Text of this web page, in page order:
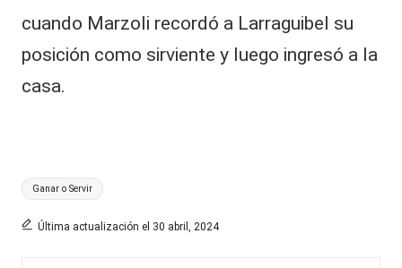
cuando Marzoli recordó a Larraguibel su
posición como sirviente y luego ingresó a la
casa.
Etiquetas:
Ganar o Servir
Última actualización el 30 abril, 2024